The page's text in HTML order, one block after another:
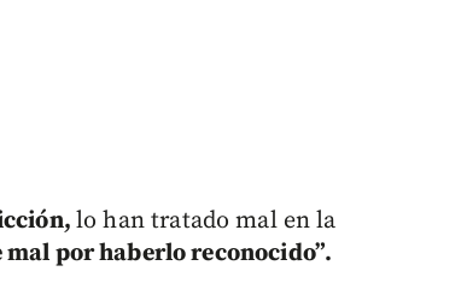
lo han tratado mal en la
por haberlo reconocido”.